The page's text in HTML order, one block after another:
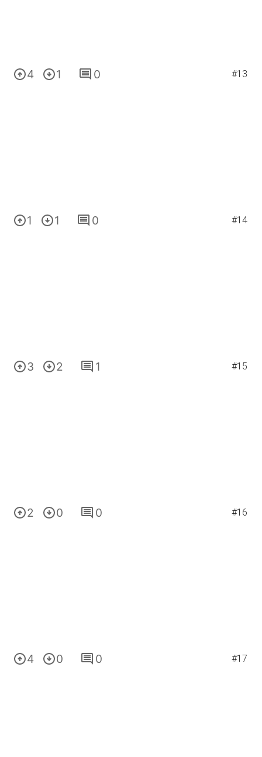
4 1 0 #13
1 1 0 #14
3 2 1 #15
2 0 0 #16
4 0 0 #17